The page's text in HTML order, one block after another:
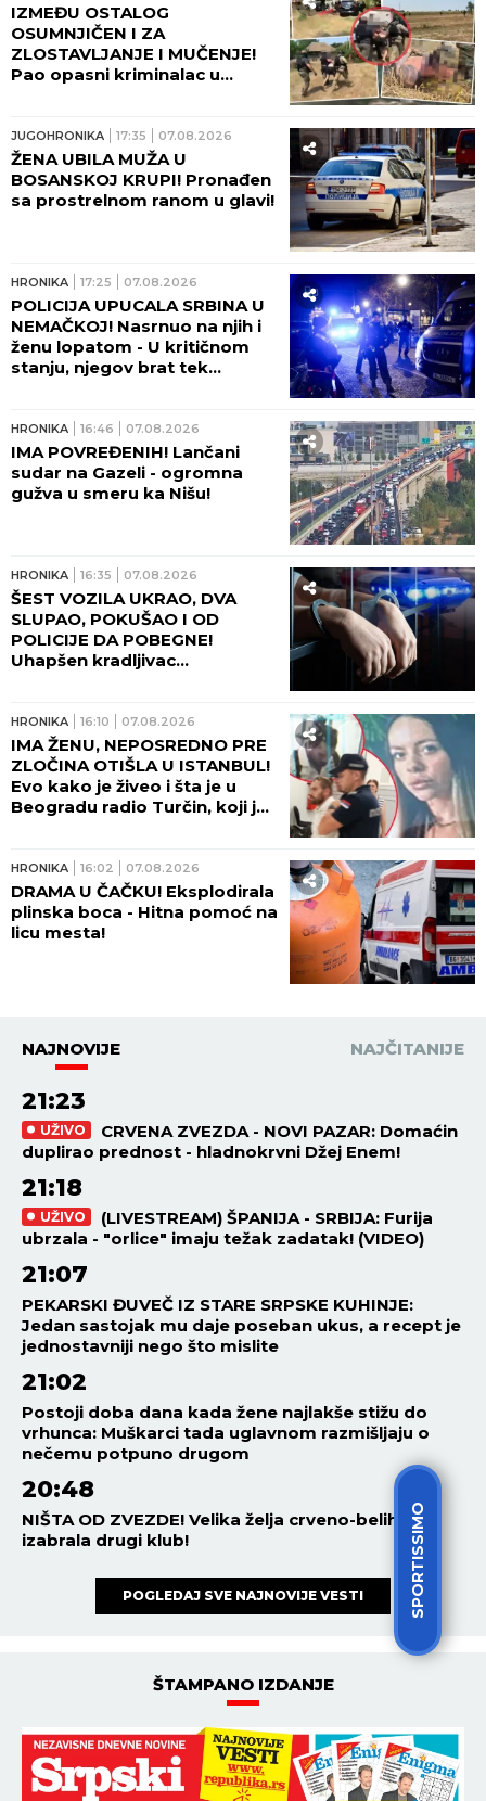
SPORTISSIMO
IZMEĐU OSTALOG
OSUMNJIČEN I ZA
ZLOSTAVLJANJE I MUČENJE!
Pao opasni kriminalac u
mogao da makne! (FOTO,
VIDEO)
JUGOHRONIKA 17:35 07.08.2026
ŽENA UBILA MUŽA U
BOSANSKOJ KRUPI! Pronađen
sa prostrelnom ranom u glavi!
HRONIKA 17:25 07.08.2026
POLICIJA UPUCALA SRBINA U
NEMAČKOJ! Nasrnuo na njih i
ženu lopatom - U kritičnom
stanju, njegov brat tek
HRONIKA 16:46 07.08.2026
IMA POVREĐENIH! Lančani
sudar na Gazeli - ogromna
gužva u smeru ka Nišu!
HRONIKA 16:35 07.08.2026
ŠEST VOZILA UKRAO, DVA
SLUPAO, POKUŠAO I OD
POLICIJE DA POBEGNE!
Uhapšen kradljivac
NESREĆE!
HRONIKA 16:10 07.08.2026
IMA ŽENU, NEPOSREDNO PRE
ZLOČINA OTIŠLA U ISTANBUL!
Evo kako je živeo i šta je u
Beogradu radio Turčin, koji je
HRONIKA 16:02 07.08.2026
DRAMA U ČAČKU! Eksplodirala
plinska boca - Hitna pomoć na
licu mesta!
NAJNOVIJE NAJČITANIJE
21:23
UŽIVO
CRVENA ZVEZDA - NOVI PAZAR: Domaćin
duplirao prednost - hladnokrvni Džej Enem!
21:18
UŽIVO
(LIVESTREAM) ŠPANIJA - SRBIJA: Furija
ubrzala - "orlice" imaju težak zadatak! (VIDEO)
21:07
PEKARSKI ĐUVEČ IZ STARE SRPSKE KUHINJE:
Jedan sastojak mu daje poseban ukus, a recept je
jednostavniji nego što mislite
21:02
Postoji doba dana kada žene najlakše stižu do
vrhunca: Muškarci tada uglavnom razmišljaju o
nečemu potpuno drugom
20:48
NIŠTA OD ZVEZDE! Velika želja crveno-belih
izabrala drugi klub!
POGLEDAJ SVE NAJNOVIJE VESTI
ŠTAMPANO IZDANJE